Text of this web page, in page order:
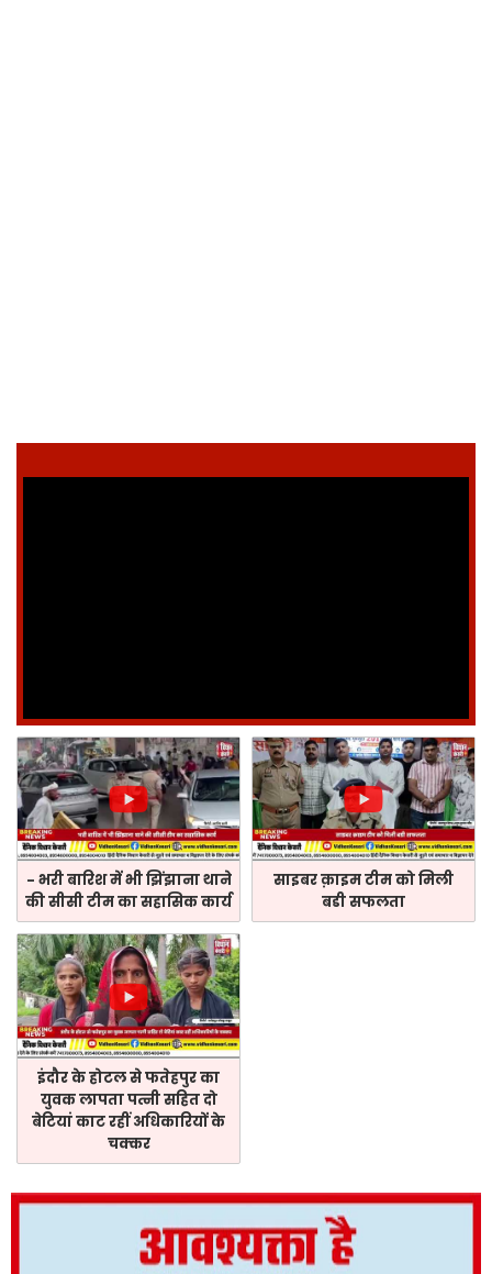
- भरी बारिश में भी झिंझाना थाने
की सीसी टीम का सहासिक कार्य
साइबर क़ाइम टीम को मिली
बडी सफलता
इंदौर के होटल से फतेहपुर का
युवक लापता पत्नी सहित दो
बेटियां काट रहीं अधिकारियों के
चक्कर